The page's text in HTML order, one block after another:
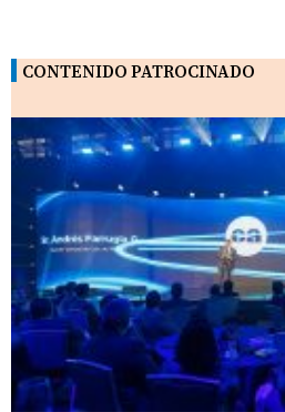
CONTENIDO PATROCINADO